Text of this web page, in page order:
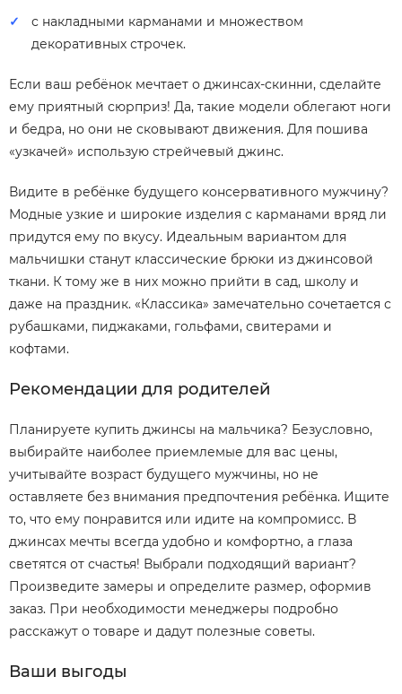
с накладными карманами и множеством
декоративных строчек.
Если ваш ребёнок мечтает о джинсах-скинни, сделайте
ему приятный сюрприз! Да, такие модели облегают ноги
и бедра, но они не сковывают движения. Для пошива
«узкачей» использую стрейчевый джинс.
Видите в ребёнке будущего консервативного мужчину?
Модные узкие и широкие изделия с карманами вряд ли
придутся ему по вкусу. Идеальным вариантом для
мальчишки станут классические брюки из джинсовой
ткани. К тому же в них можно прийти в сад, школу и
даже на праздник. «Классика» замечательно сочетается с
рубашками, пиджаками, гольфами, свитерами и
кофтами.
Рекомендации для родителей
Планируете купить джинсы на мальчика? Безусловно,
выбирайте наиболее приемлемые для вас цены,
учитывайте возраст будущего мужчины, но не
оставляете без внимания предпочтения ребёнка. Ищите
то, что ему понравится или идите на компромисс. В
джинсах мечты всегда удобно и комфортно, а глаза
светятся от счастья! Выбрали подходящий вариант?
Произведите замеры и определите размер, оформив
заказ. При необходимости менеджеры подробно
расскажут о товаре и дадут полезные советы.
Ваши выгоды